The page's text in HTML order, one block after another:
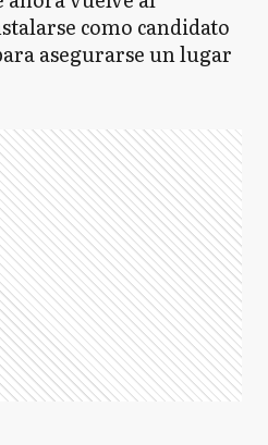
como candidato
asegurarse un lugar